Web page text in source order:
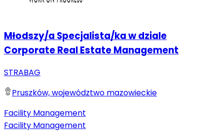
Młodszy/a Specjalista/ka w dziale
Corporate Real Estate Management
STRABAG
Pruszków, województwo mazowieckie
Facility Management
Facility Management